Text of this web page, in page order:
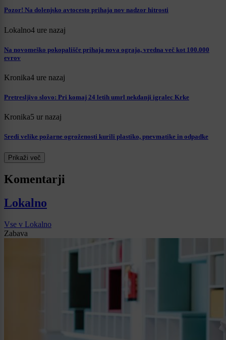
Pozor! Na dolenjsko avtocesto prihaja nov nadzor hitrosti
Lokalno4 ure nazaj
Na novomeško pokopališče prihaja nova ograja, vredna več kot 100.000
evrov
Kronika4 ure nazaj
Pretresljivo slovo: Pri komaj 24 letih umrl nekdanji igralec Krke
Kronika5 ur nazaj
Sredi velike požarne ogroženosti kurili plastiko, pnevmatike in odpadke
Prikaži več
Komentarji
Lokalno
Vse v Lokalno
Zabava